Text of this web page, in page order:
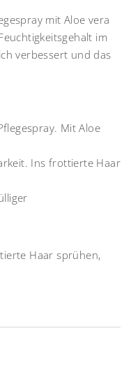
mit Aloe vera
im
verbessert und das
Mit Aloe
Ins frottierte Haar
Haar sprühen,